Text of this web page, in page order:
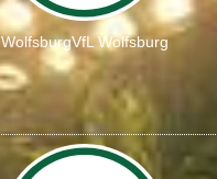
WolfsburgVfL Wolfsburg